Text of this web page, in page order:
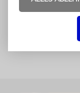
Abgeordneten